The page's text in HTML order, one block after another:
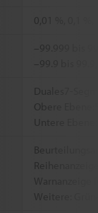
0,01 %, 0,1
–99.999 bis
–99.9 bis
Duales7-
Obere
Untere
Warnanzeige
Weitere: